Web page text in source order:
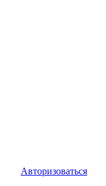
Авторизоваться